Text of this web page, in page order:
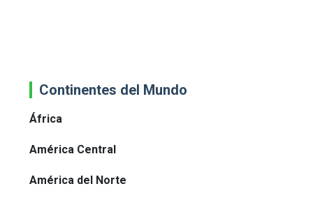
Continentes del Mundo
África
América Central
América del Norte